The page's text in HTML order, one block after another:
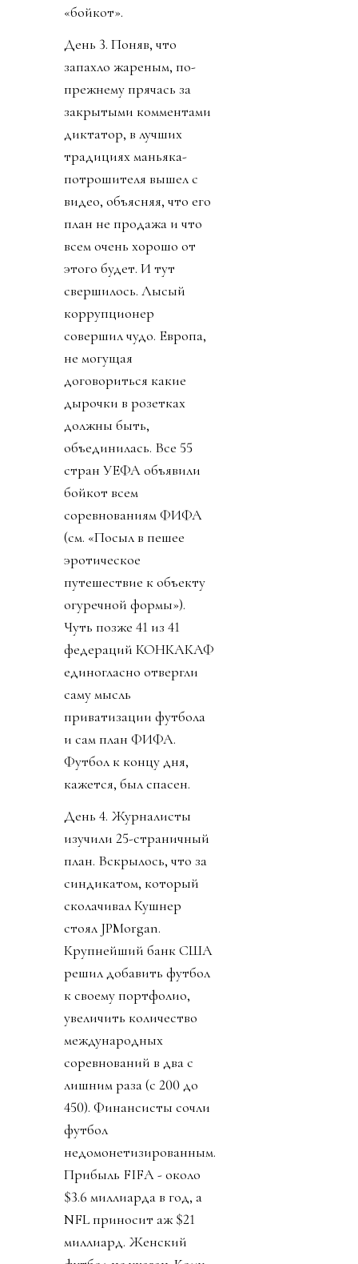
«бойкот».
День 3. Поняв, что
запахло жареным, по-
прежнему прячась за
закрытыми комментами
диктатор, в лучших
традициях маньяка-
потрошителя вышел с
видео, объясняя, что его
план не продажа и что
всем очень хорошо от
этого будет. И тут
свершилось. Лысый
коррупционер
совершил чудо. Европа,
не могущая
договориться какие
дырочки в розетках
должны быть,
объединилась. Все 55
стран УЕФА объявили
бойкот всем
соревнованиям ФИФА
(см. «Посыл в пешее
эротическое
путешествие к объекту
огуречной формы»).
Чуть позже 41 из 41
федераций КОНКАКАФ
единогласно отвергли
саму мысль
приватизации футбола
и сам план ФИФА.
Футбол к концу дня,
кажется, был спасен.
День 4. Журналисты
изучили 25-страничный
план. Вскрылось, что за
синдикатом, который
сколачивал Кушнер
стоял JPMorgan.
Крупнейший банк США
решил добавить футбол
к своему портфолио,
увеличить количество
международных
соревнований в два с
лишним раза (с 200 до
450). Финансисты сочли
футбол
недомонетизированным.
Прибыль FIFA - около
$3.6 миллиарда в год, а
NFL приносит аж $21
миллиард. Женский